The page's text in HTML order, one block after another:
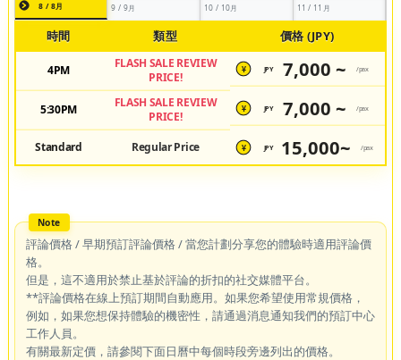
8 / 8月 9 / 9月 10 / 10月 11 / 11月
時間 類型 價格 (JPY)
4PM
FLASH SALE REVIEW
PRICE!
¥ JPY 7,000 ~ /pax
5:30PM
FLASH SALE REVIEW
PRICE!
¥ JPY 7,000 ~ /pax
Standard Regular Price ¥ JPY 15,000~ /pax
評論價格 / 早期預訂評論價格 / 當您計劃分享您的體驗時適用評論價
格。
但是，這不適用於禁止基於評論的折扣的社交媒體平台。
**評論價格在線上預訂期間自動應用。如果您希望使用常規價格，
例如，如果您想保持體驗的機密性，請通過消息通知我們的預訂中心
工作人員。
有關最新定價，請參閱下面日曆中每個時段旁邊列出的價格。